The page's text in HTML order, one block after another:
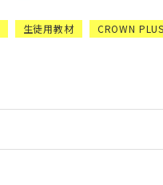
生徒用教材 CROWN PLUS